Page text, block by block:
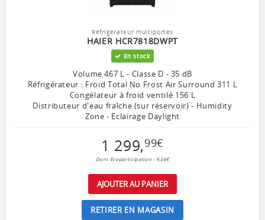
Réfrigérateur multiportes
HAIER HCR7818DWPT
En stock
Volume 467 L - Classe D - 35 dB
Réfrigérateur : Froid Total No Frost Air Surround 311 L
Congélateur à froid ventilé 156 L
Distributeur d'eau fraîche (sur réservoir) - Humidity
Zone - Eclairage Daylight
1 299,99€
Dont Ecoparticipation : 9,04€
AJOUTER AU PANIER
RETIRER EN MAGASIN